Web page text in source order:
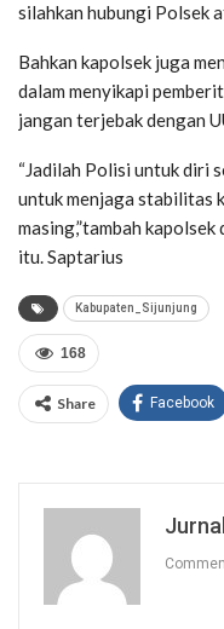
silahkan hubungi Polsek
Bahkan kapolsek juga
dalam menyikapi
jangan terjebak dengan
“Jadilah Polisi untuk diri
untuk menjaga stabilitas
masing,”tambah
itu. Saptarius
Kabupaten_Sijunjung
168
Share Facebook